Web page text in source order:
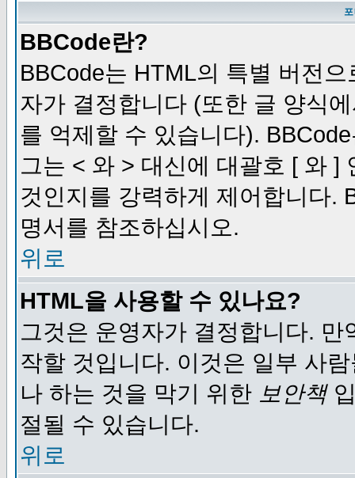
BBCode란?
BBCode는 HTML의 특별 버전
자가 결정합니다 (또한 글 양식
를 억제할 수 있습니다).
그는 < 와 > 대신에 대괄호 [ 와 ]
것인지를 강력하게 제어합니다.
명서를 참조하십시오.
위로
HTML을 사용할 수 있나요?
그것은 운영자가 결정합니다.
작할 것입니다. 이것은 일부 사
나 하는 것을 막기 위한 보안책
절될 수 있습니다.
위로